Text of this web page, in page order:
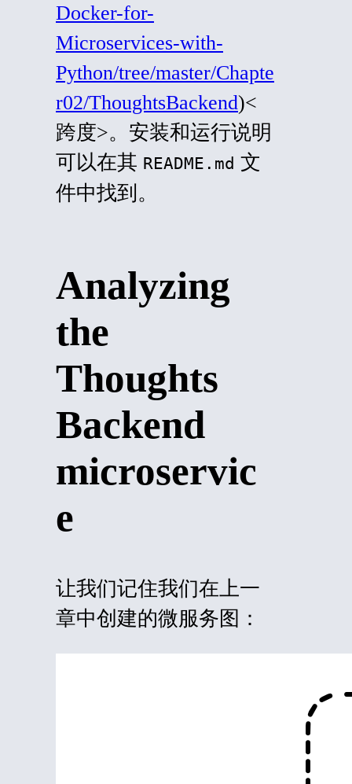
Docker-for-
Microservices-with-
Python/tree/master/Chapte
r02/ThoughtsBackend)<
跨度>。安装和运行说明
可以在其 README.md 文
件中找到。
Analyzing
the
Thoughts
Backend
microservic
e
让我们记住我们在上一
章中创建的微服务图：